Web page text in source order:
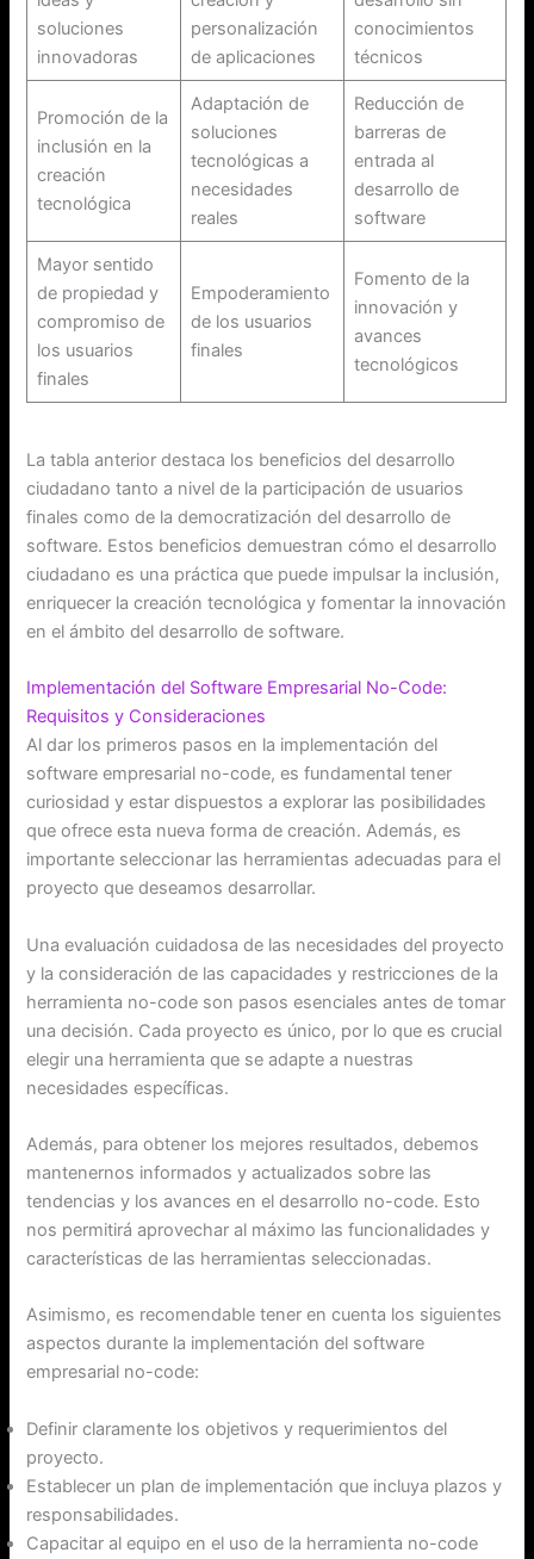
soluciones
innovadoras
personalización
de aplicaciones
conocimientos
técnicos
Promoción de la
inclusión en la
creación
tecnológica
Adaptación de
soluciones
tecnológicas a
necesidades
reales
Reducción de
barreras de
entrada al
desarrollo de
software
Mayor sentido
de propiedad y
compromiso de
los usuarios
finales
Empoderamiento
de los usuarios
finales
Fomento de la
innovación y
avances
tecnológicos
La tabla anterior destaca los beneficios del desarrollo
ciudadano tanto a nivel de la participación de usuarios
finales como de la democratización del desarrollo de
software. Estos beneficios demuestran cómo el desarrollo
ciudadano es una práctica que puede impulsar la inclusión,
enriquecer la creación tecnológica y fomentar la innovación
en el ámbito del desarrollo de software.
Implementación del Software Empresarial No-Code:
Requisitos y Consideraciones
Al dar los primeros pasos en la implementación del
software empresarial no-code, es fundamental tener
curiosidad y estar dispuestos a explorar las posibilidades
que ofrece esta nueva forma de creación. Además, es
importante seleccionar las herramientas adecuadas para el
proyecto que deseamos desarrollar.
Una evaluación cuidadosa de las necesidades del proyecto
y la consideración de las capacidades y restricciones de la
herramienta no-code son pasos esenciales antes de tomar
una decisión. Cada proyecto es único, por lo que es crucial
elegir una herramienta que se adapte a nuestras
necesidades específicas.
Además, para obtener los mejores resultados, debemos
mantenernos informados y actualizados sobre las
tendencias y los avances en el desarrollo no-code. Esto
nos permitirá aprovechar al máximo las funcionalidades y
características de las herramientas seleccionadas.
Asimismo, es recomendable tener en cuenta los siguientes
aspectos durante la implementación del software
empresarial no-code:
Definir claramente los objetivos y requerimientos del
proyecto.
Establecer un plan de implementación que incluya plazos y
responsabilidades.
Capacitar al equipo en el uso de la herramienta no-code